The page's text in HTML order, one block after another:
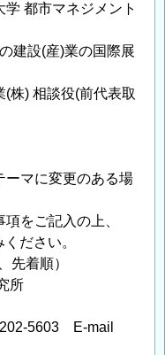
ネジメント
設(産)業の国際展
(前代表取
マに変更のある場
をご記入の上、
ださい。
先着順）
研究所
5603 E-mail